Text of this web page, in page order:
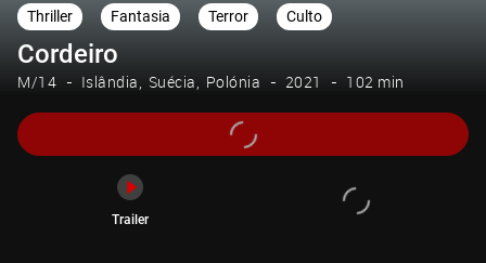
Thriller Fantasia Terror Culto
Cordeiro
M/14 Islândia Suécia Polónia 2021 102 min
Trailer